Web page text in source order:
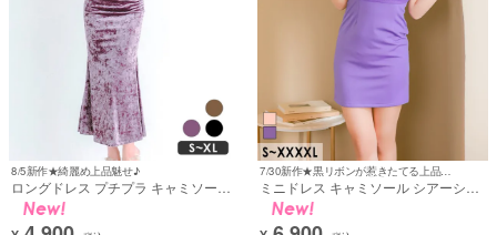
8/5新作★綺麗め上品魅せ♪
ロングドレス プチプラ キャミソール
マーメイド ベロア 新人 高身長 Aライ
ン 黒 ホステス キャバドレス (みのり
7/30新作★黒リボンが惹きたてる上品フレンチガーリ♡
ミニドレス キャミソール シアーショ
ルダー リボン ストレッチ 大きいサイ
ズ XL XXL 4L 5L 紫 パープル タイト